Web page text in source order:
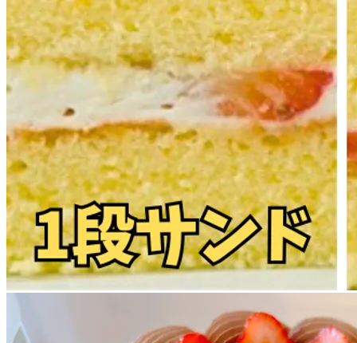
プリントデコレーションexpand_more
プリントデコレーション
+￥1,620
角デコレーション7号〜expand_more
角デコレーション7号 +￥2,100
角デコレーション8号 +￥2,600
角デコレーション9号
+￥3,200
角デコレーション10号 +￥3,780
カートに追加 ・ ¥ 8,424
arrow_back メニューに戻る
受け取り方法を選択してください
お持ち帰り 店舗で受け取る 通販(全国配送) 贈り物
に最適